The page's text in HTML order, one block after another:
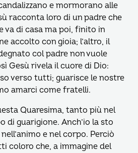
e mormorano alle
racconta loro di un padre che
va di casa ma poi, finito in
accolto con gioia; l’altro, il
col padre non vuole
Gesù rivela il cuore di Dio:
verso tutti; guarisce le nostre
amarci come fratelli.
Quaresima, tanto più nel
di guarigione. Anch’io la sto
e nel corpo. Perciò
coloro che, a immagine del